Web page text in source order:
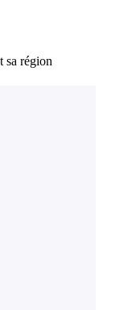
sa région